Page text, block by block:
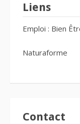
Liens
Emploi : Bien
Naturaforme
Contact